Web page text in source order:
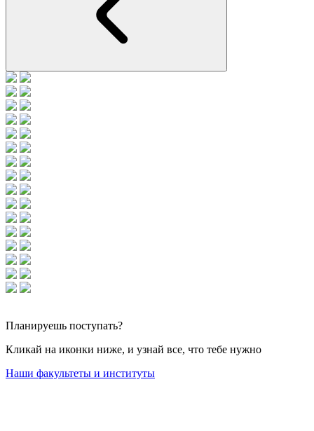
Планируешь поступать?
Кликай на иконки ниже, и узнай все, что тебе нужно
Наши факультеты и институты